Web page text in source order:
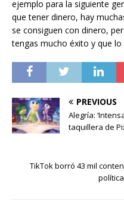
ejemplo para la siguiente
que tener dinero, hay
se consiguen con dinero,
tengas mucho éxito y que lo
PREVIOUS
Alegría:
taquillera de
TikTok borró 43 mil